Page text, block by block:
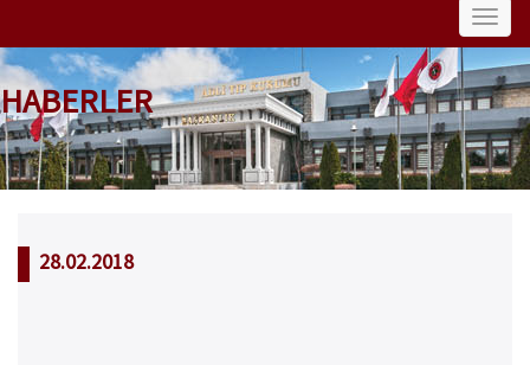
HABERLER
28.02.2018